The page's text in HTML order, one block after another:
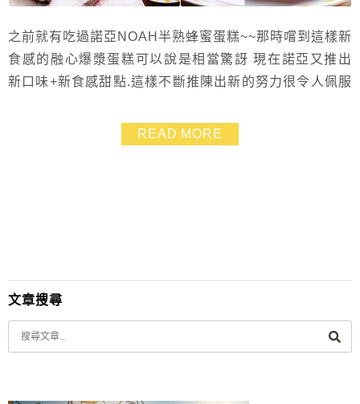
之前就有吃過諾亞NOAH半熟蜂蜜蛋糕~~那時嚐到這樣新
食感的融心爆漿蛋糕可以說是相當驚訝 現在諾亞又推出
新口味+新食感甜點.這樣不斷推陳出新的努力很令人佩服
&「夢幻草莓融心乳酪」 乳酪蛋糕變成融心而且再加上超
夯的小鴨造型.還有舖滿草莓的口味~~吼~~馬上溶化我的
READ MORE
文章搜尋